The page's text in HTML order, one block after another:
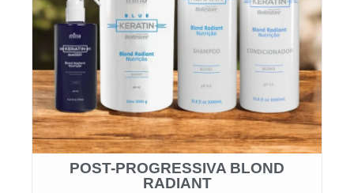
POST-PROGRESSIVA BLOND
RADIANT